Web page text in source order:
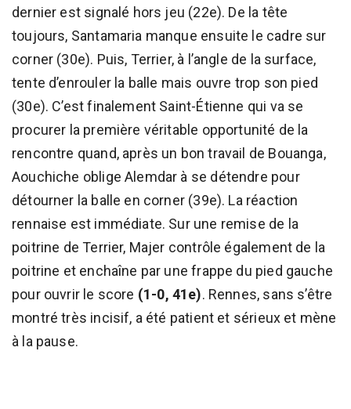
dernier est signalé hors jeu (22e). De la tête
toujours, Santamaria manque ensuite le cadre sur
corner (30e). Puis, Terrier, à l’angle de la surface,
tente d’enrouler la balle mais ouvre trop son pied
(30e). C’est finalement Saint-Étienne qui va se
procurer la première véritable opportunité de la
rencontre quand, après un bon travail de Bouanga,
Aouchiche oblige Alemdar à se détendre pour
détourner la balle en corner (39e). La réaction
rennaise est immédiate. Sur une remise de la
poitrine de Terrier, Majer contrôle également de la
poitrine et enchaîne par une frappe du pied gauche
pour ouvrir le score (1-0, 41e). Rennes, sans s’être
montré très incisif, a été patient et sérieux et mène
à la pause.